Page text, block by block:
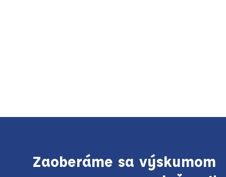
Zaoberáme sa výskumom